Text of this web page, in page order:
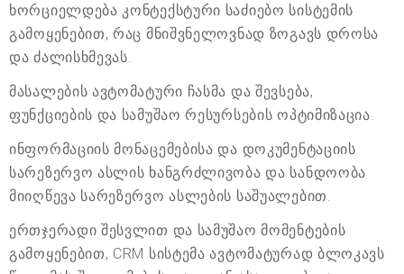
ხორციელდება კონტექსტური საძიებო სისტემის
გამოყენებით, რაც მნიშვნელოვნად ზოგავს დროსა
და ძალისხმევას.
მასალების ავტომატური ჩასმა და შევსება,
ფუნქციების და სამუშაო რესურსების ოპტიმიზაცია.
ინფორმაციის მონაცემებისა და დოკუმენტაციის
სარეზერვო ასლის ხანგრძლივობა და სანდოობა
მიიღწევა სარეზერვო ასლების საშუალებით.
ერთჯერადი შესვლით და სამუშაო მომენტების
გამოყენებით, CRM სისტემა ავტომატურად ბლოკავს